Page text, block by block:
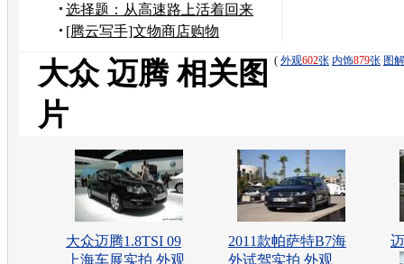
选择题：从高速路上活着回来
[腾云写手]文物商店购物
( 外观602张 内饰879张 图解
大众 迈腾 相关图
片
大众迈腾1.8TSI 09
上海车展实拍 外观
2011款帕萨特B7海
外试驾实拍 外观